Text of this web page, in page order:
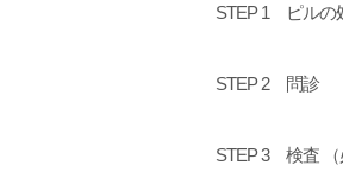
STEP 1 ピルの
STEP 2 問診
STEP 3 検査 （